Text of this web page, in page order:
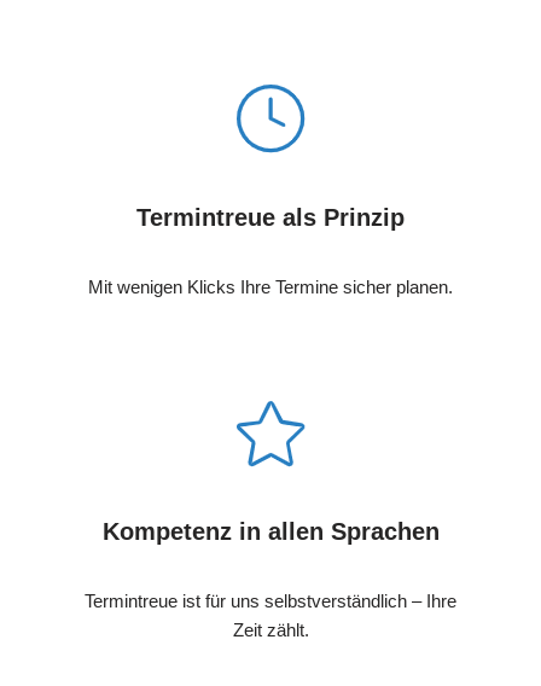
Termintreue als Prinzip
Mit wenigen Klicks Ihre Termine sicher planen.
Kompetenz in allen Sprachen
Termintreue ist für uns selbstverständlich – Ihre
Zeit zählt.